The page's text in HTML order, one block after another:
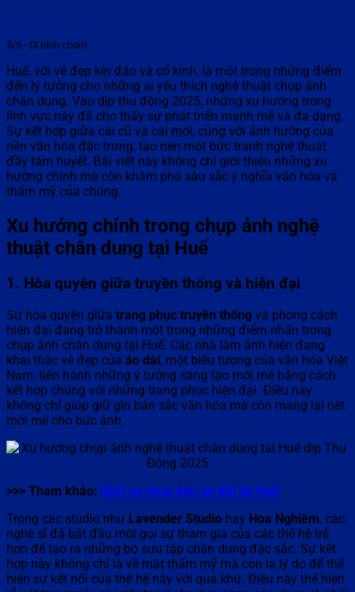
5/5 - (3 bình chọn)
Huế, với vẻ đẹp kín đáo và cổ kính, là một trong những điểm
đến lý tưởng cho những ai yêu thích nghệ thuật chụp ảnh
chân dung. Vào dịp thu đông 2025, những xu hướng trong
lĩnh vực này đã cho thấy sự phát triển mạnh mẽ và đa dạng.
Sự kết hợp giữa cái cũ và cái mới, cùng với ảnh hưởng của
nền văn hóa đặc trưng, tạo nên một bức tranh nghệ thuật
đầy tâm huyết. Bài viết này không chỉ giới thiệu những xu
hướng chính mà còn khám phá sâu sắc ý nghĩa văn hóa và
thẩm mỹ của chúng.
Xu hướng chính trong chụp ảnh nghệ
thuật chân dung tại Huế
1. Hòa quyện giữa truyền thống và hiện đại
Sự hòa quyện giữa trang phục truyền thống và phong cách
hiện đại đang trở thành một trong những điểm nhấn trong
chụp ảnh chân dung tại Huế. Các nhà làm ảnh hiện đang
khai thác vẻ đẹp của áo dài, một biểu tượng của văn hóa Việt
Nam, tiến hành những ý tưởng sáng tạo mới mẻ bằng cách
kết hợp chúng với những trang phục hiện đại. Điều này
không chỉ giúp giữ gìn bản sắc văn hóa mà còn mang lại nét
mới mẻ cho bức ảnh.
>>> Tham khảo: Dịch vụ chụp ảnh áo dài tại Huế
Trong các studio như Lavender Studio hay Hoa Nghiêm, các
nghệ sĩ đã bắt đầu mời gọi sự tham gia của các thế hệ trẻ
hơn để tạo ra những bộ sưu tập chân dung đặc sắc. Sự kết
hợp này không chỉ là về mặt thẩm mỹ mà còn là lý do để thể
hiện sự kết nối của thế hệ này với quá khứ. Điều này thể hiện